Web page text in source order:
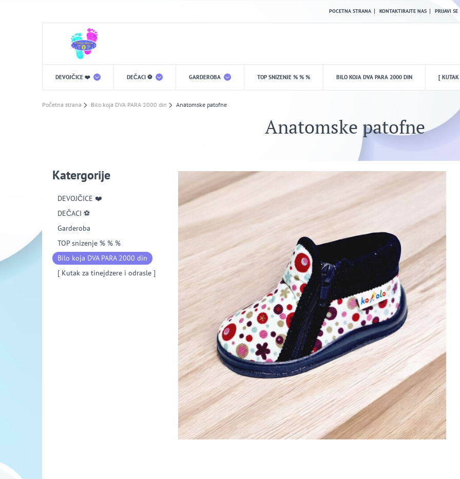
POCETNA STRANA KONTAKTIRAJTE NAS PRIJAVI SE
DEVOJČICE ❤️ DEČACI ⚽️ GARDEROBA TOP SNIZENJE % % % BILO KOJA DVA PARA 2000 DIN [ KUTAK
Početna strana Bilo koja DVA PARA 2000 din Anatomske patofne
Anatomske patofne
Katergorije
DEVOJČICE ❤️
DEČACI ⚽️
Garderoba
TOP snizenje % % %
Bilo koja DVA PARA 2000 din
[ Kutak za tinejdzere i odrasle ]